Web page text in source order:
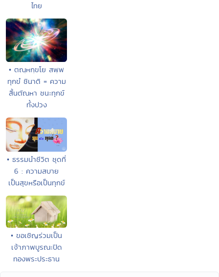
ไทย
• ตณฺหกฺขโย สพฺพ
ทุกขํ ชินาติ = ความ
สิ้นตัณหา ชนะทุกข์
ทั้งปวง
• ธรรมนำชีวิต ชุดที่
6 : ความสบาย
เป็นสุขหรือเป็นทุกข์
• ขอเชิญร่วมเป็น
เจ้าภาพบูรณะปิด
ทองพระประธาน